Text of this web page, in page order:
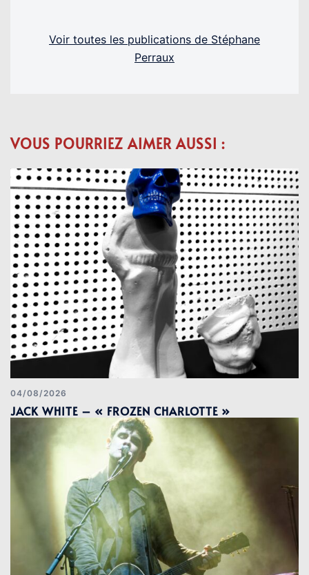
Voir toutes les publications de Stéphane
Perraux
VOUS POURRIEZ AIMER AUSSI :
04/08/2026
JACK WHITE – « FROZEN CHARLOTTE »